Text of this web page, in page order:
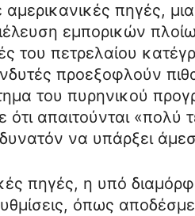
πηγές,
εμπορικών
του πετρελαίου
προεξοφλούν
του πυρηνικού
απαιτούνται «πολύ
να υπάρξει
πηγές, η υπό
όπως